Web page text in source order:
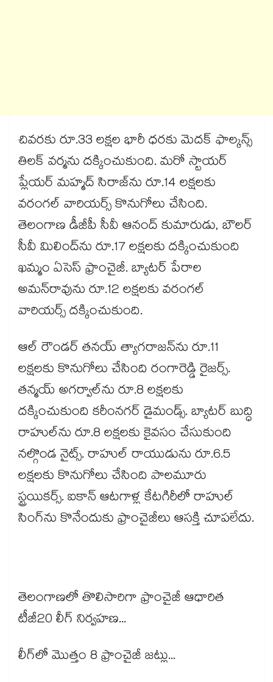
చివరకు రూ.33 లక్షల భారీ ధరకు మెదక్ ఫాల్కన్స్
తిలక్ వర్మను దక్కించుకుంది. మరో స్టాయర్
ప్లేయర్ మహ్మద్ సిరాజ్‎ను రూ.14 లక్షలకు
వరంగల్ వారియర్స్ కొనుగోలు చేసింది.
తెలంగాణ డీజీపీ సీవీ ఆనంద్ కుమారుడు, బౌలర్
సీవీ మిలింద్‎ను రూ.17 లక్షలకు దక్కించుకుంది
ఖమ్మం ఏసెస్ ఫ్రాంచైజీ. బ్యాటర్ పేరాల
అమన్‎రావును రూ.12 లక్షలకు వరంగల్
వారియర్స్ దక్కించుకుంది.
ఆల్ రౌండర్ తనయ్ త్యాగరాజన్‎ను రూ.11
లక్షలకు కొనుగోలు చేసింది రంగారెడ్డి రైజర్స్.
తన్మయ్ అగర్వాల్‎ను రూ.8 లక్షలకు
దక్కించుకుంది కరీంనగర్ డైమండ్స్. బ్యాటర్ బుద్ధి
రాహుల్‎ను రూ.8 లక్షలకు కైవసం చేసుకుంది
నల్గొండ నైట్స్. రాహుల్ రాయుడును రూ.6.5
లక్షలకు కొనుగోలు చేసింది పాలమూరు
స్ట్రయికర్స్. ఐకాన్ ఆటగాళ్ల కేటగిరీలో రాహుల్
సింగ్‎ను కొనేందుకు ఫ్రాంచైజీలు ఆసక్తి చూపలేదు.
తెలంగాణలో తొలిసారిగా ఫ్రాంచైజీ ఆధారిత
టీజీ20 లీగ్ నిర్వహణ...
లీగ్‌లో మొత్తం 8 ఫ్రాంచైజీ జట్లు...